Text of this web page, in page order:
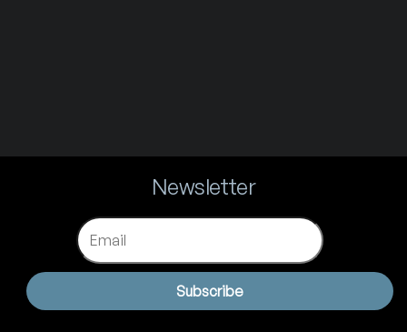
Newsletter
Email
Subscribe